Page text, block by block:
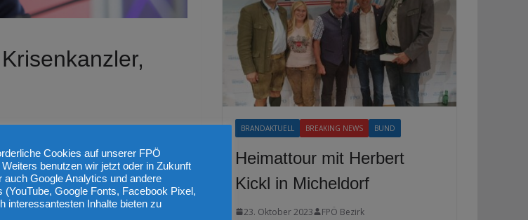
betrifft selbstverständlich auch
Michael Schnedlitz die
spiele eigentlich nur den
BRANDAKTUELL BREAKING NEWS BUND
Heimattour mit Herbert
Kickl in Micheldorf
23. Oktober 2023 FPÖ Bezirk
Cookies auf unserer FPÖ
benutzen wir jetzt oder in Zukunft
auch Google Analytics und andere
(YouTube, Google Fonts, Facebook Pixel,
interessantesten Inhalte bieten zu